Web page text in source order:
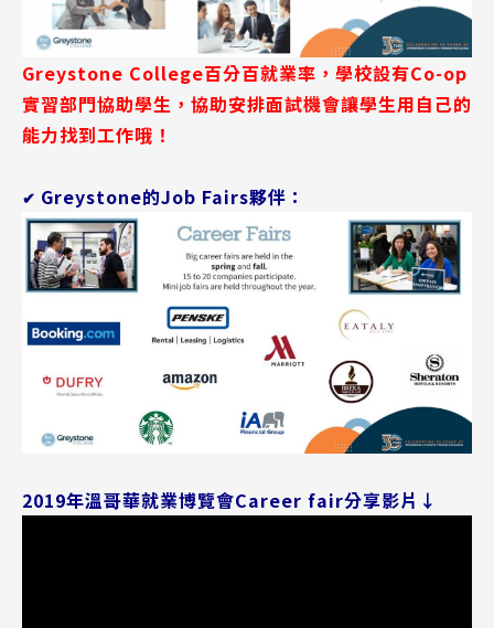
Greystone College百分百就業率，學校設有Co-op
實習部門協助學生，協助安排面試機會讓學生用自己的
能力找到工作哦！
✔ Greystone的Job Fairs夥伴：
2019年溫哥華就業博覽會Career fair分享影片↓